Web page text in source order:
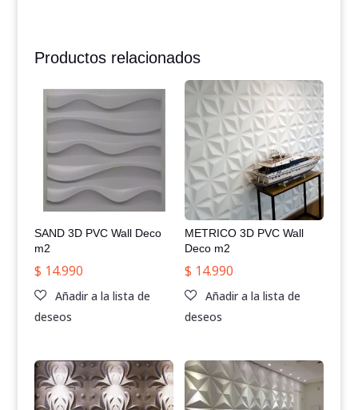
Productos relacionados
SAND 3D PVC Wall Deco
m2
$ 14.990
METRICO 3D PVC Wall
Deco m2
$ 14.990